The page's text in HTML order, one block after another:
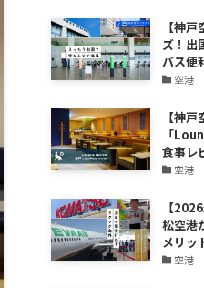
【神
ズ！出
バス便
空港
【神
「
食事レ
空港
【
松空港
メリッ
空港